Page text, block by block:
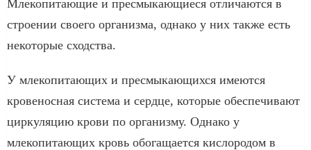
Млекопитающие и пресмыкающиеся отличаются в
строении своего организма, однако у них также есть
некоторые сходства.
У млекопитающих и пресмыкающихся имеются
кровеносная система и сердце, которые обеспечивают
циркуляцию крови по организму. Однако у
млекопитающих кровь обогащается кислородом в